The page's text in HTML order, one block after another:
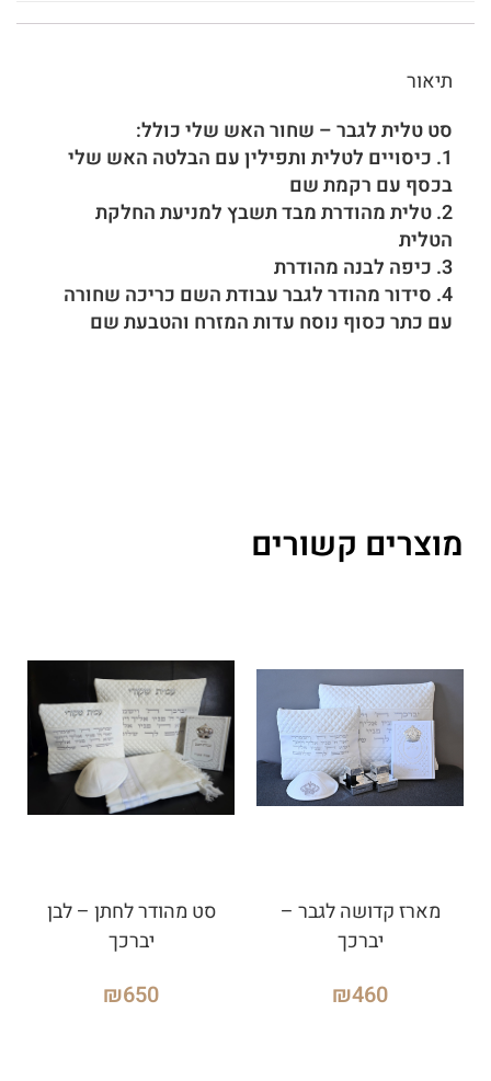
תיאור
סט טלית לגבר – שחור האש שלי כולל:
1. כיסויים לטלית ותפילין עם הבלטה האש שלי
בכסף עם רקמת שם
2. טלית מהודרת מבד תשבץ למניעת החלקת
הטלית
3. כיפה לבנה מהודרת
4. סידור מהודר לגבר עבודת השם כריכה שחורה
עם כתר כסוף נוסח עדות המזרח והטבעת שם
מוצרים קשורים
מארז קדושה לגבר –
יברכך
₪460
סט מהודר לחתן – לבן
יברכך
₪650